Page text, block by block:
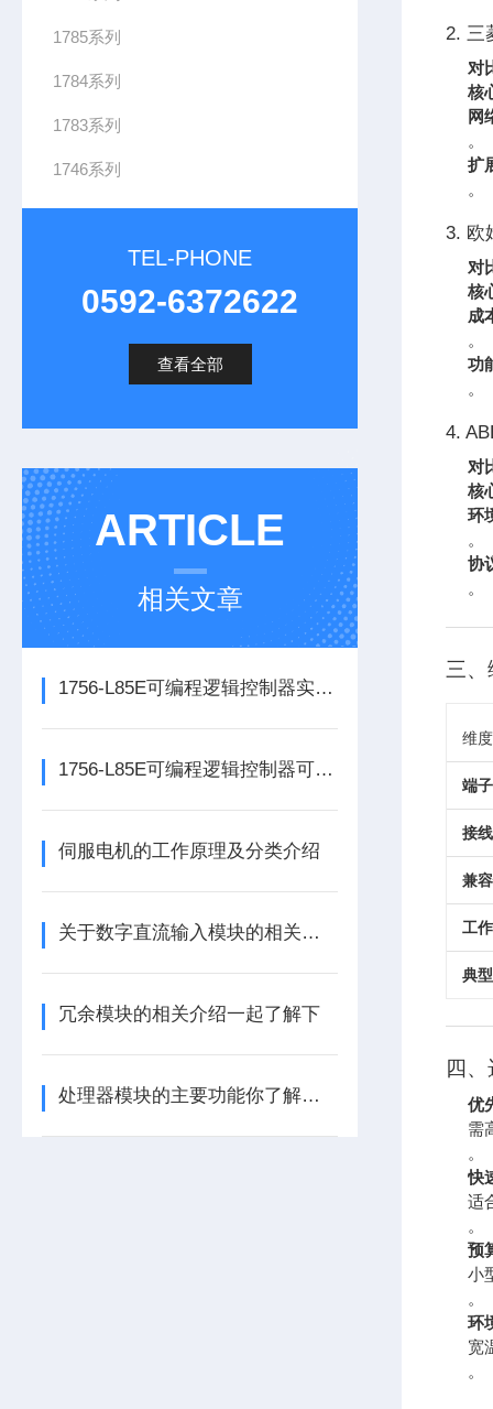
1785系列
1784系列
1783系列
1746系列
TEL-PHONE
0592-6372622
查看全部
ARTICLE
相关文章
1756-L85E可编程逻辑控制器实操应用常见问题分析及解决方法探讨
1756-L85E可编程逻辑控制器可满足多行业自动化精准控制需求
伺服电机的工作原理及分类介绍
关于数字直流输入模块的相关介绍
冗余模块的相关介绍一起了解下
处理器模块的主要功能你了解多少呢
2. 三
对
核
网
。
扩
。
3. 欧
对
核
成
。
功
。
4.
对
核
环
。
协
。
三、
维度
端
接
兼
工
典
四
优
需
。
快
适
。
预
小
。
环
宽
。